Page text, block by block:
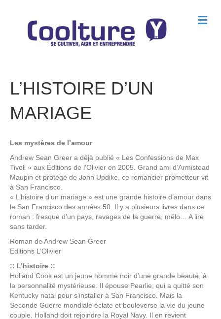
M
e
L’HISTOIRE D’UN
MARIAGE
Les mystères de l’amour
Andrew Sean Greer a déjà publié « Les Confessions de Max
Tivoli » aux Éditions de l’Olivier en 2005. Grand ami d’Armistead
Maupin et protégé de John Updike, ce romancier prometteur vit
à San Francisco.
« L’histoire d’un mariage » est une grande histoire d’amour dans
le San Francisco des années 50. Il y a plusieurs livres dans ce
roman : fresque d’un pays, ravages de la guerre, mélo… A lire
sans tarder.
Roman de Andrew Sean Greer
Editions L’Olivier
:: L’histoire ::
Holland Cook est un jeune homme noir d’une grande beauté, à
la personnalité mystérieuse. Il épouse Pearlie, qui a quitté son
Kentucky natal pour s’installer à San Francisco. Mais la
Seconde Guerre mondiale éclate et bouleverse la vie du jeune
couple. Holland doit rejoindre la Royal Navy. Il en revient